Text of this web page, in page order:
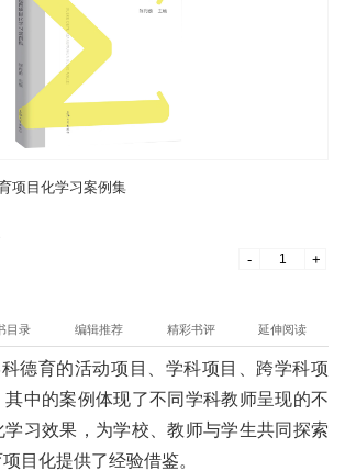
项目化学习案例集
- +
目录 编辑推荐 精彩书评 延伸阅读
德育的活动项目、学科项目、跨学科项
其中的案例体现了不同学科教师呈现的不
学习效果，为学校、教师与学生共同探索
目化提供了经验借鉴。